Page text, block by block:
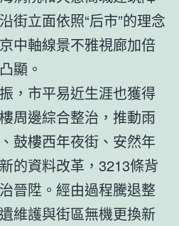
街立面依照“后市”的理念
中軸線景不雅視廊加倍
顯。
，市平易近生涯也獲得
周邊綜合整治，推動雨
鼓樓西年夜街、安然年
的資料改革，3213條背
晉陞。經由過程騰退整
維護與街區無機更換新